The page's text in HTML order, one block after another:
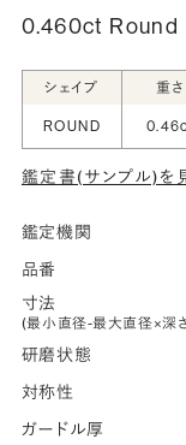
シークレットス
と
指輪の内側に、誕
宝石を選んでセッ
詳しく見る
0.460ct Round
シェイプ 重さ
ROUND
鑑定書(サンプル)を
鑑定機関
品番
寸法
(最小直径-最大直径×深
研磨状態
対称性
ガードル厚